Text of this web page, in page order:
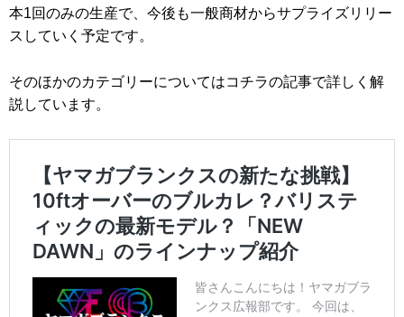
本1回のみの生産で、今後も一般商材からサプライズリリー
スしていく予定です。
そのほかのカテゴリーについてはコチラの記事で詳しく解
説しています。